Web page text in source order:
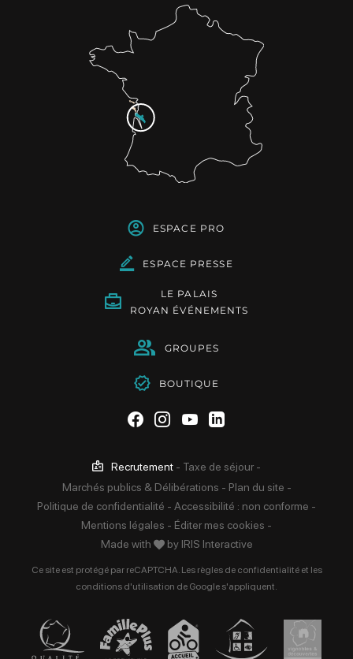
ESPACE PRO
ESPACE PRESSE
LE PALAIS
ROYAN ÉVÉNEMENTS
GROUPES
BOUTIQUE
Suivez-nous sur Facebook
Suivez-nous sur
Suivez-nous sur
Suivez-nous sur
Recrutement - Taxe de séjour -
Marchés publics & Délibérations - Plan du site -
Politique de confidentialité - Accessibilité : non conforme -
Mentions légales - Éditer mes cookies -
Made with
by IRIS Interactive
Ce site est protégé par reCAPTCHA. Les règles de confidentialitéet les
conditions d'utilisation de Google s'appliquent.